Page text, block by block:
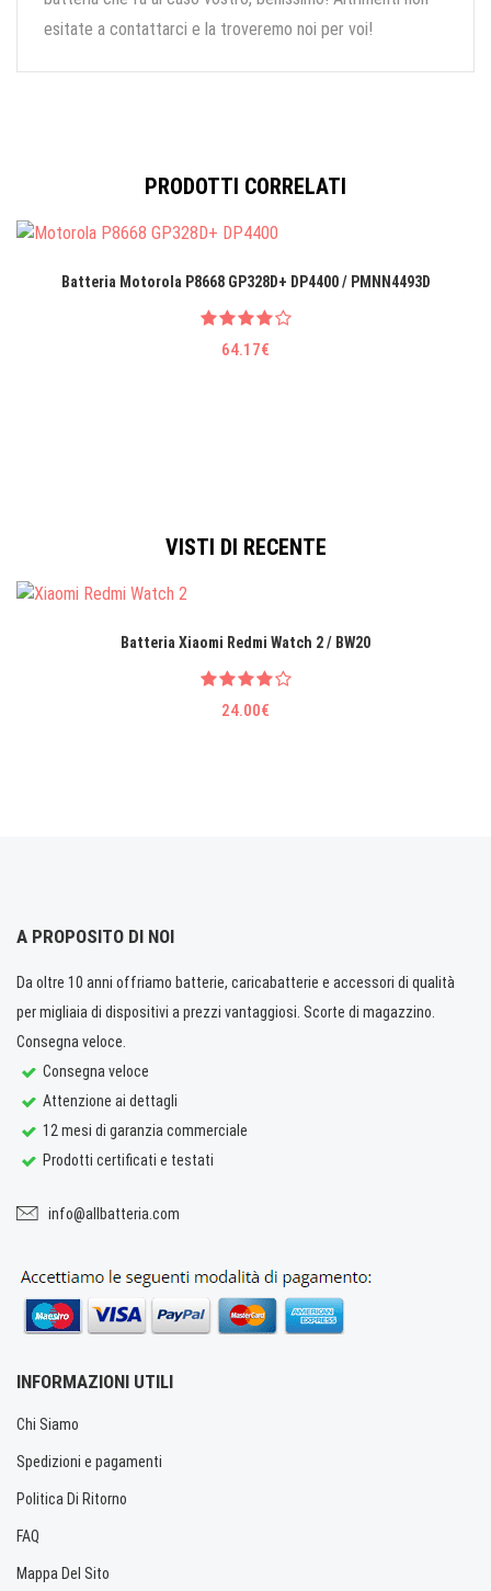
esitate a contattarci e la troveremo noi per voi!
PRODOTTI CORRELATI
Batteria Motorola P8668 GP328D+ DP4400 / PMNN4493D
64.17€
VISTI DI RECENTE
Batteria Xiaomi Redmi Watch 2 / BW20
24.00€
A PROPOSITO DI NOI
Da oltre 10 anni offriamo batterie, caricabatterie e accessori di qualità
per migliaia di dispositivi a prezzi vantaggiosi. Scorte di magazzino.
Consegna veloce.
Consegna veloce
Attenzione ai dettagli
12 mesi di garanzia commerciale
Prodotti certificati e testati
info@allbatteria.com
INFORMAZIONI UTILI
Chi Siamo
Spedizioni e pagamenti
Politica Di Ritorno
FAQ
Mappa Del Sito